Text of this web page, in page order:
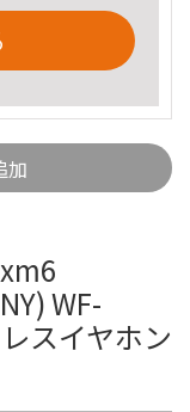
加
WF-
スイヤホン